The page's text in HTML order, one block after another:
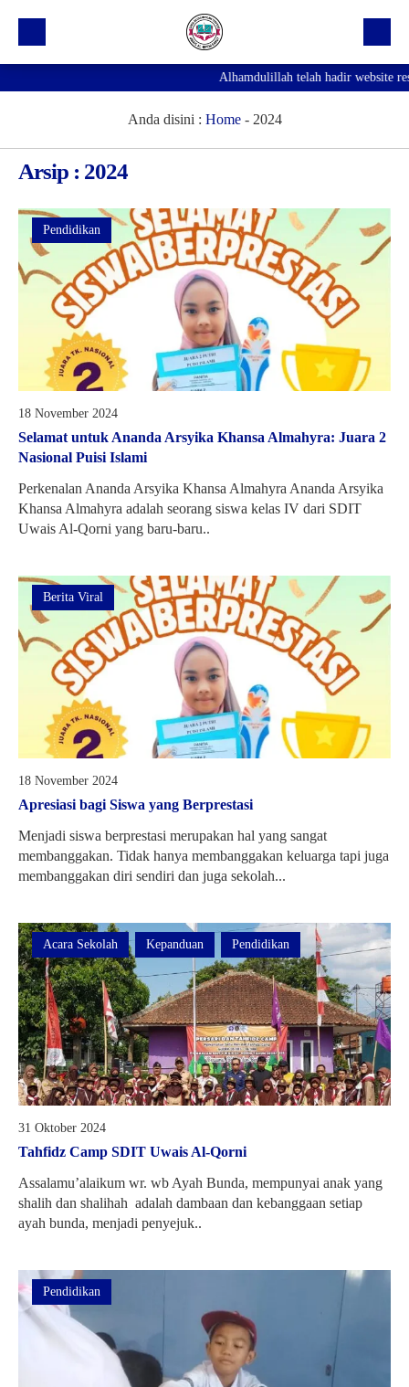
Galeri
Kegiatan Ekskul
Pengumuman
Agenda
Hubungi Kami
Alhamdulillah telah hadir website
Anda disini : Home- 2024
Arsip : 2024
Pendidikan
18 November 2024
Selamat untuk Ananda Arsyika Khansa Almahyra: Juara 2
Nasional Puisi Islami
Perkenalan Ananda Arsyika Khansa Almahyra Ananda Arsyika
Khansa Almahyra adalah seorang siswa kelas IV dari SDIT
Uwais Al-Qorni yang baru-baru..
Berita Viral
18 November 2024
Apresiasi bagi Siswa yang Berprestasi
Menjadi siswa berprestasi merupakan hal yang sangat
membanggakan. Tidak hanya membanggakan keluarga tapi juga
membanggakan diri sendiri dan juga sekolah...
Acara Sekolah Kepanduan Pendidikan
31 Oktober 2024
Tahfidz Camp SDIT Uwais Al-Qorni
Assalamu’alaikum wr. wb Ayah Bunda, mempunyai anak yang
shalih dan shalihah adalah dambaan dan kebanggaan setiap
ayah bunda, menjadi penyejuk..
Pendidikan